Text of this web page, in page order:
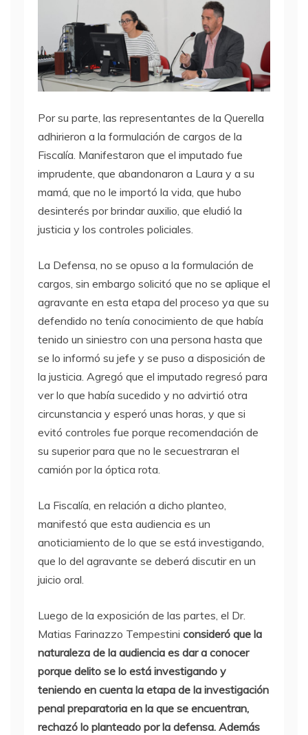
Por su parte, las representantes de la Querella
adhirieron a la formulación de cargos de la
Fiscalía. Manifestaron que el imputado fue
imprudente, que abandonaron a Laura y a su
mamá, que no le importó la vida, que hubo
desinterés por brindar auxilio, que eludió la
justicia y los controles policiales.
La Defensa, no se opuso a la formulación de
cargos, sin embargo solicitó que no se aplique el
agravante en esta etapa del proceso ya que su
defendido no tenía conocimiento de que había
tenido un siniestro con una persona hasta que
se lo informó su jefe y se puso a disposición de
la justicia. Agregó que el imputado regresó para
ver lo que había sucedido y no advirtió otra
circunstancia y esperó unas horas, y que si
evitó controles fue porque recomendación de
su superior para que no le secuestraran el
camión por la óptica rota.
La Fiscalía, en relación a dicho planteo,
manifestó que esta audiencia es un
anoticiamiento de lo que se está investigando,
que lo del agravante se deberá discutir en un
juicio oral.
Luego de la exposición de las partes, el Dr.
Matias Farinazzo Tempestini consideró que la
naturaleza de la audiencia es dar a conocer
porque delito se lo está investigando y
teniendo en cuenta la etapa de la investigación
penal preparatoria en la que se encuentran,
rechazó lo planteado por la defensa. Además